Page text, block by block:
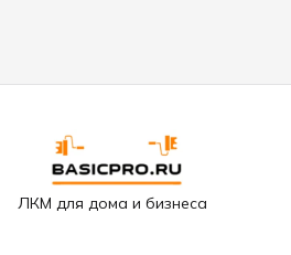
ЛКМ для дома и бизнеса